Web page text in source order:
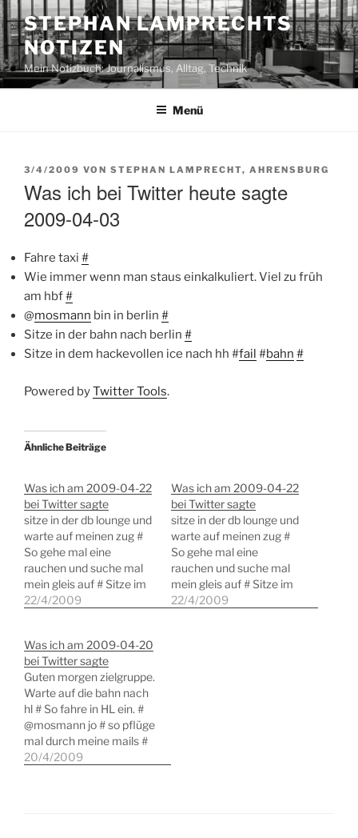
Zum
Inhalt
springen
STEPHAN LAMPRECHTS
NOTIZEN
Mein Notizbuch: Journalismus, Alltag, Technik
Menü
VERÖFFENTLICHT
3/4/2009 VON STEPHAN LAMPRECHT, AHRENSBURG
Was ich bei Twitter heute sagte
2009-04-03
Fahre taxi #
Wie immer wenn man staus einkalkuliert. Viel zu früh
am hbf#
@mosmann bin in berlin #
Sitze in der bahn nach berlin #
Sitze in dem hackevollen ice nach hh #fail #bahn #
Powered byTwitter Tools.
Ähnliche Beiträge
Was ich am 2009-04-22
bei Twitter sagte
sitze in der db lounge und
warte auf meinen zug #
So gehe mal eine
rauchen und suche mal
mein gleis auf # Sitze im
ICE nach Hannover # So
sitzt. #bahn # Toll. In
Hamm 15 minuten
verspätung. Das war
mein Anschluss in
Hannover…
22/4/2009
Was ich am 2009-04-22
bei Twitter sagte
sitze in der db lounge und
warte auf meinen zug #
So gehe mal eine
rauchen und suche mal
mein gleis auf # Sitze im
ICE nach Hannover # So
22/4/2009
Was ich am 2009-04-20
bei Twitter sagte
Guten morgen zielgruppe.
Warte auf die bahn nach
hl # So fahre in HL ein. #
@mosmann jo # so pflüge
mal durch meine mails #
so gehe mal eine rauchen
20/4/2009